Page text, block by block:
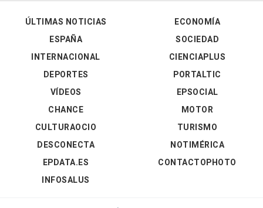
ÚLTIMAS NOTICIAS
ESPAÑA
INTERNACIONAL
DEPORTES
VÍDEOS
ECONOMÍA
SOCIEDAD
CIENCIAPLUS
PORTALTIC
EPSOCIAL
CHANCE
CULTURAOCIO
DESCONECTA
EPDATA.ES
INFOSALUS
MOTOR
TURISMO
NOTIMÉRICA
CONTACTOPHOTO